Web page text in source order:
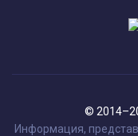
©
Информация,